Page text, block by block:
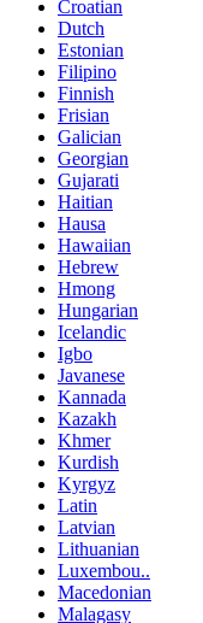
Croatian
Dutch
Estonian
Filipino
Finnish
Frisian
Galician
Georgian
Gujarati
Haitian
Hausa
Hawaiian
Hebrew
Hmong
Hungarian
Icelandic
Igbo
Javanese
Kannada
Kazakh
Khmer
Kurdish
Kyrgyz
Latin
Latvian
Lithuanian
Luxembou..
Macedonian
Malagasy